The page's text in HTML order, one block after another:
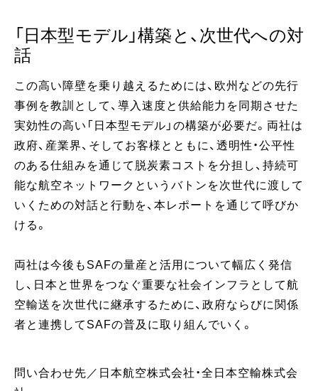
「日本型モデル」構築と、次世代への対
話
この高い障壁を乗り越えるためには、欧州などの先行
事例を教訓として、導入速度と供給能力を同期させた
実効性の高い「日本型モデル」の構築が必要だ。両社は
政府、産業界、そしてお客様とともに、透明性・公平性
のある仕組みを通じて脱炭素コストを分担し、持続可
能な航空ネットワークというバトンを次世代に渡して
いくための対話と行動を、本レポートを通じて呼びか
ける。
両社は今後もSAFの量産と活用について幅広く発信
し、日本と世界をつなぐ重要な社会インフラとして航
空輸送を次世代に継承するために、政府ならびに関係
者と連携してSAFの普及に取り組んでいく。
問い合わせ先／日本航空株式会社・全日本空輸株式会